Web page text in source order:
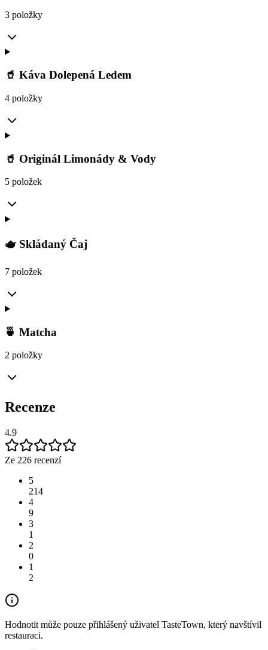
3 položky
🥤 Káva Dolepená Ledem
4 položky
🥤 Originál Limonády & Vody
5 položek
🫖 Skládaný Čaj
7 položek
🍵 Matcha
2 položky
Recenze
4.9
Ze 226 recenzí
5
214
4
9
3
1
2
0
1
2
Hodnotit může pouze přihlášený uživatel TasteTown, který navštívil
restauraci.